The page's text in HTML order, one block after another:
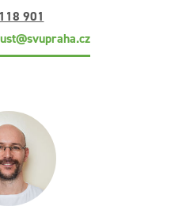
901